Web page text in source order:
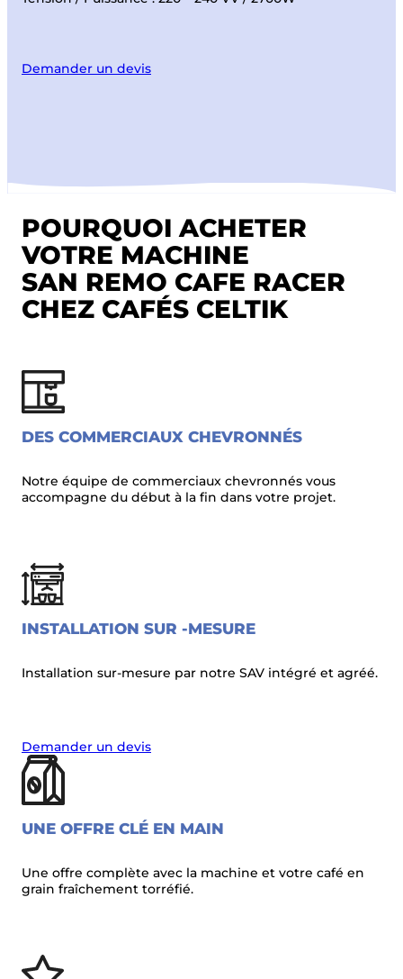
Demander un devis
POURQUOI ACHETER
VOTRE MACHINE
SAN REMO CAFE RACER
CHEZ CAFÉS CELTIK
DES COMMERCIAUX CHEVRONNÉS
Notre équipe de commerciaux chevronnés vous
accompagne du début à la fin dans votre projet.
INSTALLATION SUR -MESURE
Installation sur-mesure par notre SAV intégré et agréé.
Demander un devis
UNE OFFRE CLÉ EN MAIN
Une offre complète avec la machine et votre café en
grain fraîchement torréfié.